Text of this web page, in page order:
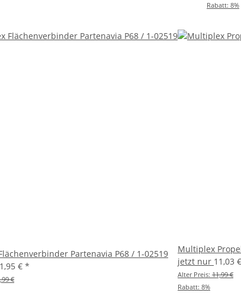
Rabatt: 8%
Partenavia P68 / 1-02519
€ *
€
Multiplex
jetzt nur 11,03 €
Alter Preis: 11,99 €
Rabatt: 8%